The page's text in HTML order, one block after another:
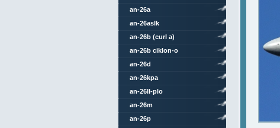
an-26a
an-26aslk
an-26b (curl a)
an-26b ciklon-o
an-26d
an-26kpa
an-26ll-plo
an-26m
an-26p